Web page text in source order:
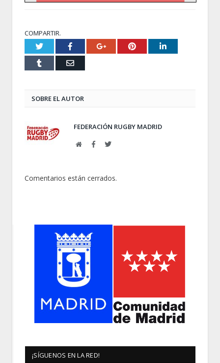
COMPARTIR.
Twitter Facebook Google+ Pinterest LinkedIn
Email
SOBRE EL AUTOR
FEDERACIÓN RUGBY MADRID
WebFacebookTwitter
Comentarios están cerrados.
¡SÍGUENOS EN LA RED!